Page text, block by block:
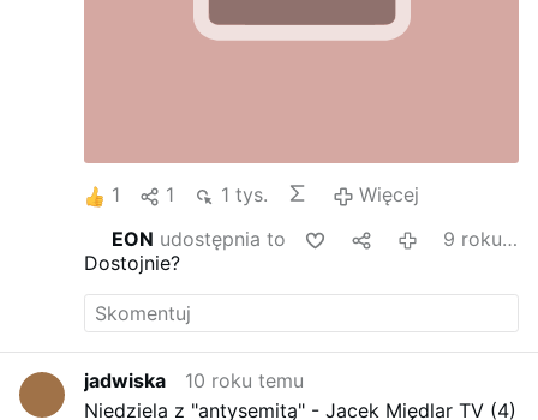
1 1 1 tys.
Więcej
EON udostępnia to
9 roku temu
Dostojnie?
jadwiska
10 roku temu
Niedziela z "antysemitą" - Jacek Międlar TV (4)